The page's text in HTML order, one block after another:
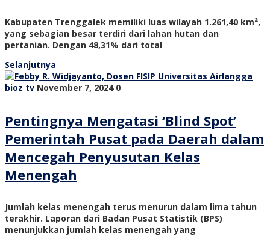
Kabupaten Trenggalek memiliki luas wilayah 1.261,40 km²,
yang sebagian besar terdiri dari lahan hutan dan
pertanian. Dengan 48,31% dari total
Selanjutnya
bioz tv November 7, 2024 0
Pentingnya Mengatasi ‘Blind Spot’
Pemerintah Pusat pada Daerah dalam
Mencegah Penyusutan Kelas
Menengah
Jumlah kelas menengah terus menurun dalam lima tahun
terakhir. Laporan dari Badan Pusat Statistik (BPS)
menunjukkan jumlah kelas menengah yang